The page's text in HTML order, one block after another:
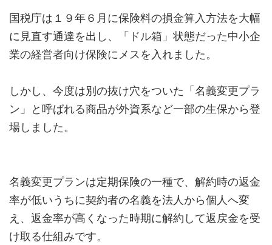
国税庁は１９年６月に保険料の損金算入方法を大幅
に見直す通達を出し、「ドル箱」状態だった中小企
業の経営者向け保険にメスを入れました。
しかし、今度は別の抜け穴をついた「名義変更プラ
ン」と呼ばれる商品が外資系など一部の生保から登
場しました。
名義変更プランは定期保険の一種で、解約時の返金
率が低いうちに契約者の名義を法人から個人へ変
え、返金率が高くなった時期に解約して返戻金を受
け取る仕組みです。